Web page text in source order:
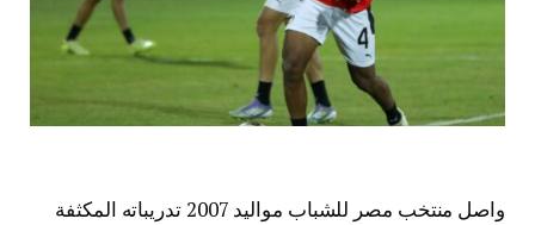
واصل منتخب مصر للشباب مواليد 2007 تدريباته المكثفة